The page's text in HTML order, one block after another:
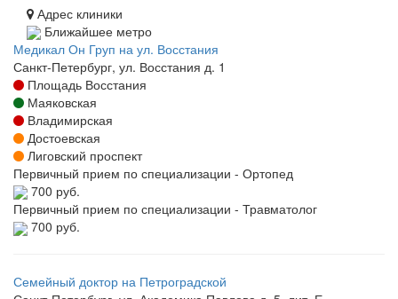
Адрес клиники
Ближайшее метро
Медикал Он Груп на ул. Восстания
Санкт-Петербург, ул. Восстания д. 1
Площадь Восстания
Маяковская
Владимирская
Достоевская
Лиговский проспект
Первичный прием по специализации - Ортопед
700 руб.
Первичный прием по специализации - Травматолог
700 руб.
Семейный доктор на Петроградской